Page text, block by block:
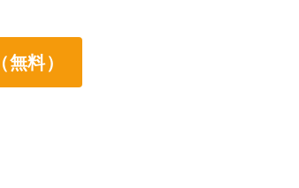
料）